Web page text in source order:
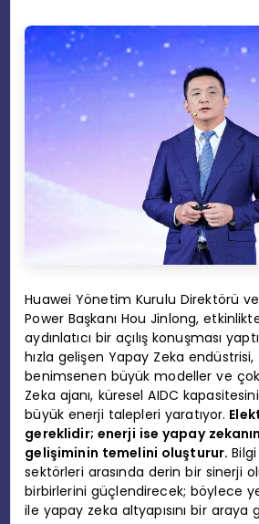
Huawei Yönetim Kurulu Direktörü
Power Başkanı Hou Jinlong,
aydınlatıcı bir açılış konuşması
hızla gelişen Yapay Zeka endüstrisi,
benimsenen büyük modeller ve
Zeka ajanı, küresel AIDC
büyük enerji talepleri yaratıyor.
gereklidir; enerji ise yapay
gelişiminin temelini oluşturur.
sektörleri arasında derin bir sinerji
birbirlerini güçlendirecek; böylece
ile yapay zeka altyapısını bir